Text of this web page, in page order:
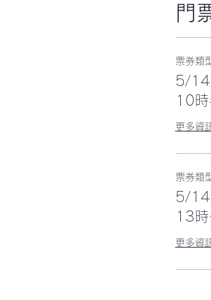
門
票券類
5/
10時
更多資
票券類
5/
13時
更多資